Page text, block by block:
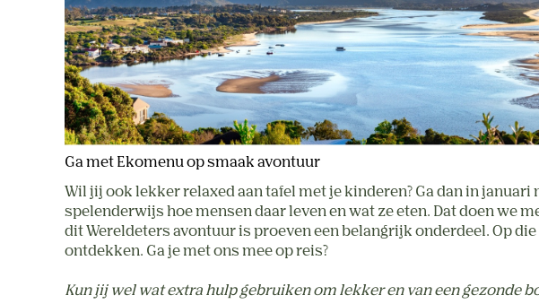
Ga met Ekomenu op smaak avontuur
Wil jij ook lekker relaxed aan tafel met je kinderen? Ga dan in januari
spelenderwijs hoe mensen daar leven en wat ze eten. Dat doen we
dit Wereldeters avontuur is proeven een belangrijk onderdeel. Op
ontdekken. Ga je met ons mee op reis?
Kun jij wel wat extra hulp gebruiken om lekker en van een gezonde